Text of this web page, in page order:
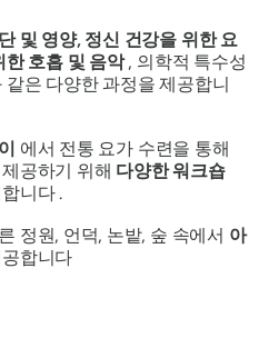
및 영양, 정신 건강을 위한 요
한 호흡 및 음악, 의학적 특수성
은 다양한 과정을 제공합니
에서 전통 요가 수련을 통해
공하기 위해 다양한 워크숍
니다 .
정원, 언덕, 논밭, 숲 속에서 아
합니다